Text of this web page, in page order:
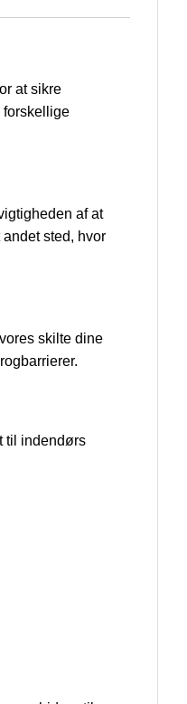
at sikre
forskellige
af at
sted, hvor
skilte dine
til indendørs